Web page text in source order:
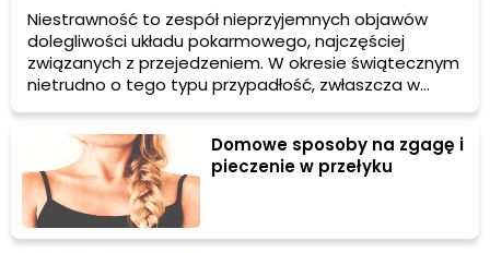
Niestrawność to zespół nieprzyjemnych objawów
dolegliwości układu pokarmowego, najczęściej
związanych z przejedzeniem. W okresie świątecznym
nietrudno o tego typu przypadłość, zwłaszcza w
sytuacji, gdy nie potrafimy odmówić sobie licznych
smakołyków serwowanych podczas rodzinnych
spotkań. Jak poradzić sobie z powodującą uczucie
dyskomfortu niestrawnością? Oto skuteczne
domowe sposoby na ten problem!
Domowe sposoby na zgagę i
pieczenie w przełyku